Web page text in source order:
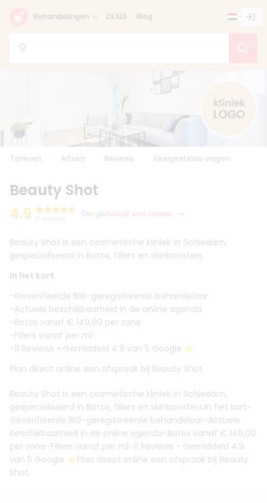
Behandelingen DEALS Blog
Tarieven Artsen Reviews Veelgestelde vragen
Beauty Shot
4.9
Schrijf een review
Beauty Shot is een cosmetische kliniek in Schiedam,
gespecialiseerd in Botox, fillers en skinboosters.
In het kort
-Geverifieerde BIG-geregistreerde behandelaar
-Actuele beschikbaarheid in de online agenda
-Botox vanaf € 149,00 per zone
-Fillers vanaf per ml
-11 Reviews - Gemiddeld 4.9 van 5 Google ⭐️
Plan direct online een afspraak bij Beauty Shot.
Beauty Shot is een cosmetische kliniek in Schiedam,
gespecialiseerd in Botox, fillers en skinboosters.In het kort-
Geverifieerde BIG-geregistreerde behandelaar-Actuele
beschikbaarheid in de online agenda-Botox vanaf € 149,00
per zone-Fillers vanaf per ml-11 Reviews - Gemiddeld 4.9
van 5 Google ⭐️Plan direct online een afspraak bij Beauty
Shot.